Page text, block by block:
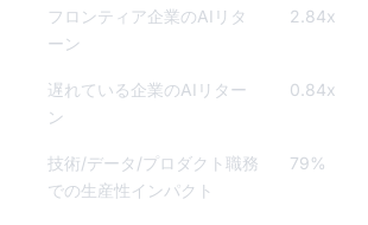
フロンティア企業のAIリタ
ーン
2.84x
遅れている企業のAIリター
ン
0.84x
技術/データ/プロダクト職務
での生産性インパクト
79%